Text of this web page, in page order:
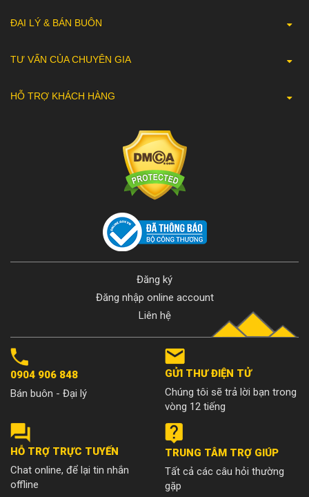
ĐẠI LÝ & BÁN BUÔN
TƯ VẤN CỦA CHUYÊN GIA
HỖ TRỢ KHÁCH HÀNG
Đăng ký
Đăng nhập online account
Liên hệ
0904 906 848
Bán buôn - Đại lý
GỬI THƯ ĐIỆN TỬ
Chúng tôi sẽ trả lời bạn trong
vòng 12 tiếng
HỖ TRỢ TRỰC TUYẾN
Chat online, để lại tin nhắn
offline
TRUNG TÂM TRỢ GIÚP
Tất cả các câu hỏi thường
gặp